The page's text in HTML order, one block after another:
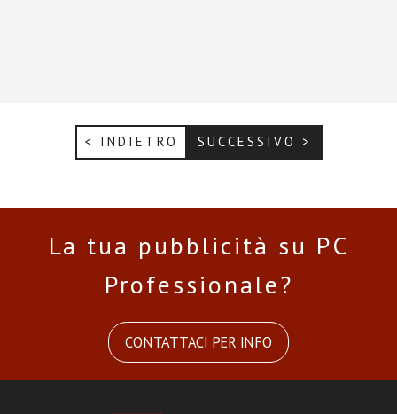
< INDIETRO SUCCESSIVO >
La tua pubblicità su PC
Professionale?
CONTATTACI PER INFO